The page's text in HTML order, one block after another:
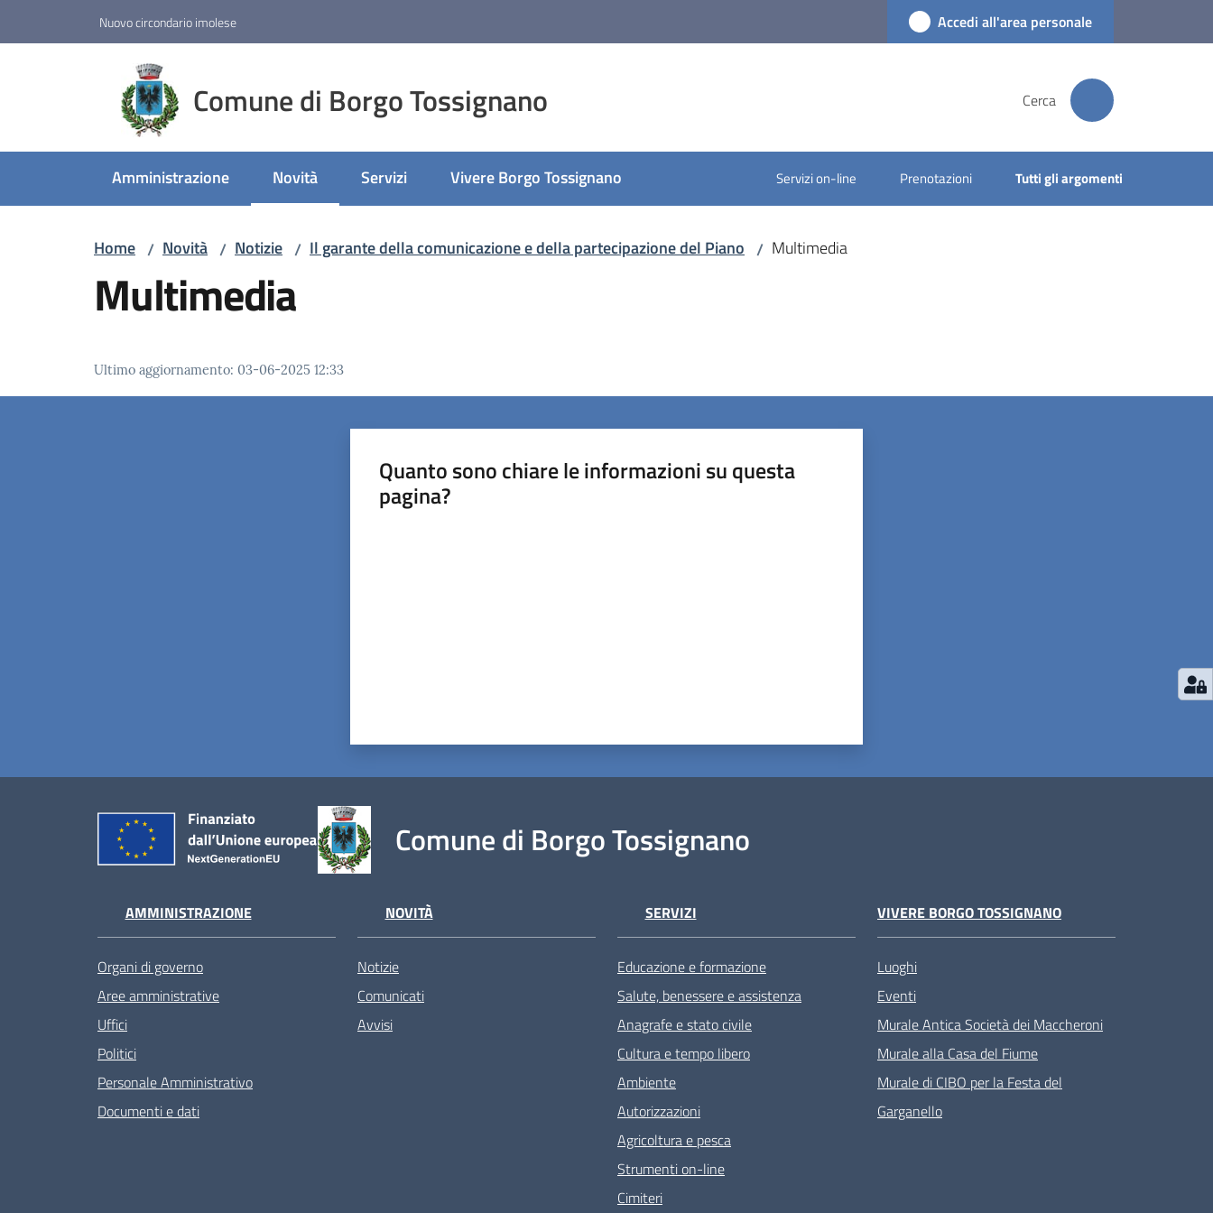
Nuovo circondario imolese Accedi all'area personale
Comune di Borgo Tossignano Cerca
Amministrazione Novità
Menu selezionato
Servizi Vivere Borgo Tossignano Servizi on-line Prenotazioni Tutti gli argomenti
Home / Novità / Notizie / Il garante della comunicazione e della partecipazione del Piano / Multimedia
Multimedia
Ultimo aggiornamento: 03-06-2025 12:33
Quanto sono chiare le informazioni su questa
pagina?
Comune di Borgo Tossignano
AMMINISTRAZIONE
Organi di governo
Aree amministrative
Uffici
Politici
Personale Amministrativo
Documenti e dati
NOVITÀ
Notizie
Comunicati
Avvisi
SERVIZI
Educazione e formazione
Salute, benessere e assistenza
Anagrafe e stato civile
Cultura e tempo libero
Ambiente
Autorizzazioni
Agricoltura e pesca
Strumenti on-line
Cimiteri
VIVERE BORGO TOSSIGNANO
Luoghi
Eventi
Murale Antica Società dei Maccheroni
Murale alla Casa del Fiume
Murale di CIBO per la Festa del
Garganello